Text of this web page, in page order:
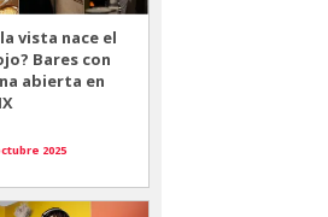
vista nace el
Bares con
abierta en
2025